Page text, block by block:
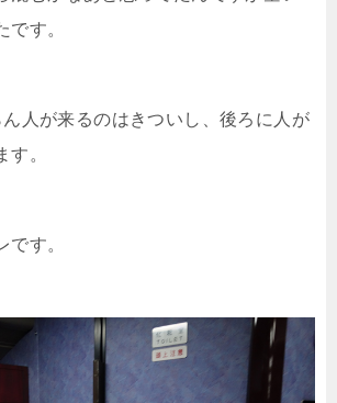
です。
人が来るのはきついし、後ろに人が
す。
です。